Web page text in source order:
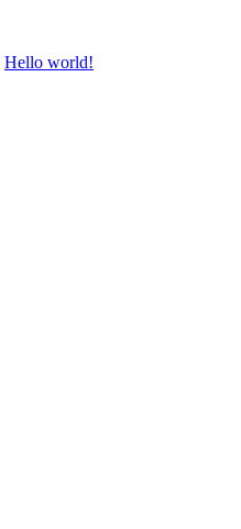
Hello world!